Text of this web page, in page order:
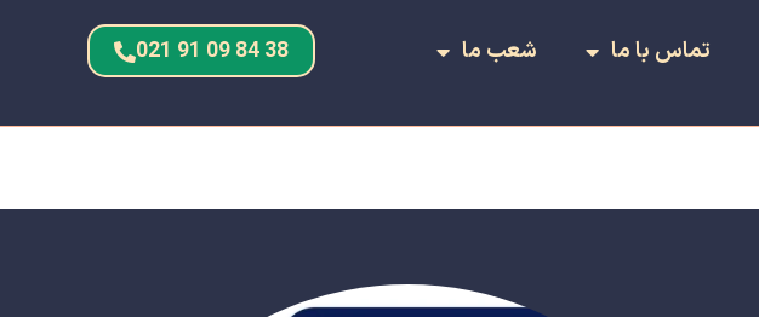
تماس با ما شعب ما 38 84 09 91 021